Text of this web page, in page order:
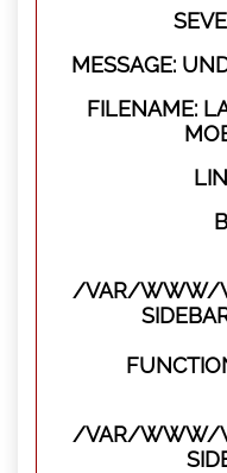
MESSAGE:
FILENAME:
/VAR/WWW/
/VAR/WWW/